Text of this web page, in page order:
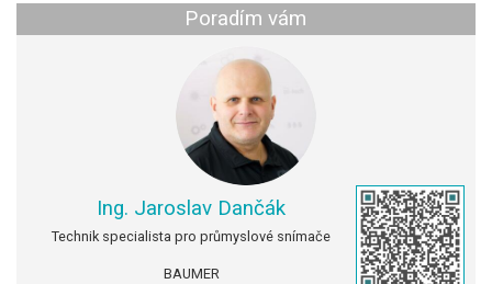
Poradím vám
Ing. Jaroslav Dančák
Technik specialista pro průmyslové snímače
BAUMER